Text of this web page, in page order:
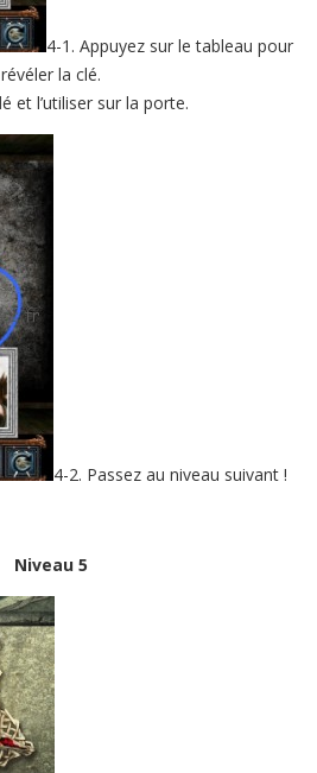
4-1. Appuyez sur le tableau pour
révéler la clé.
et l’utiliser sur la porte.
4-2. Passez au niveau suivant !
Niveau 5